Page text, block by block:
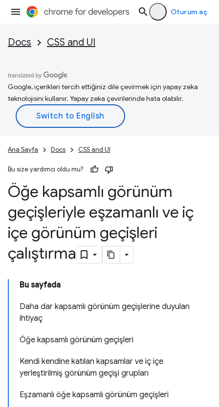
Oturum aç
Docs CSS and UI
Google, içerikleri tercih ettiğiniz dile çevirmek için yapay zeka
teknolojisini kullanır. Yapay zeka çevirilerinde hata olabilir.
Ana Sayfa Docs CSS and UI
Bu size yardımcı oldu mu?
Öğe kapsamlı görünüm
geçişleriyle eşzamanlı ve iç
içe görünüm geçişleri
çalıştırma
Bu sayfada
Daha dar kapsamlı görünüm geçişlerine duyulan
ihtiyaç
Öğe kapsamlı görünüm geçişleri
Kendi kendine katılan kapsamlar ve iç içe
yerleştirilmiş görünüm geçişi grupları
Eşzamanlı öğe kapsamlı görünüm geçişleri